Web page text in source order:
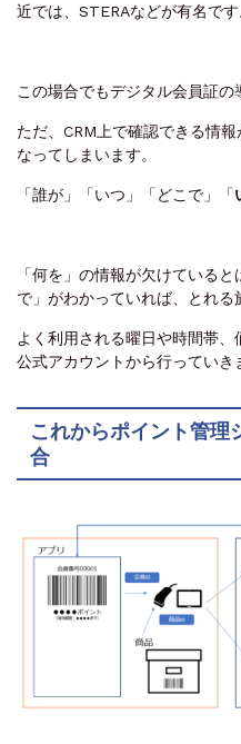
近では、STERAなどが有名です
この場合でもデジタル会員証の
ただ、CRM上で確認できる情
なってしまいます。
「誰が」「いつ」「どこで」 「
「何を」の情報が欠けている
で」がわかっていれば、とれる
よく利用される曜日や時間帯
公式アカウントから行っていき
これからポイント管理
合